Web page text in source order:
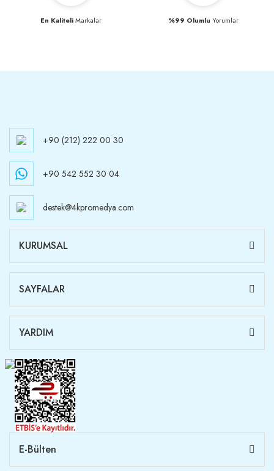
En KaliteliMarkalar %99 Olumlu Yorumlar
+90 (212) 222 00 30
+90 542 552 30 04
destek@4kpromedya.com
KURUMSAL
SAYFALAR
YARDIM
E-Bülten